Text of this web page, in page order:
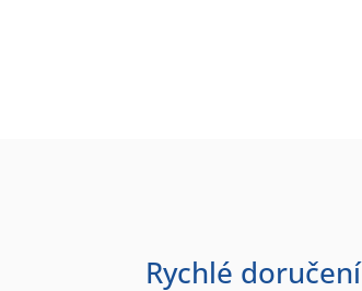
Rychlé doručení